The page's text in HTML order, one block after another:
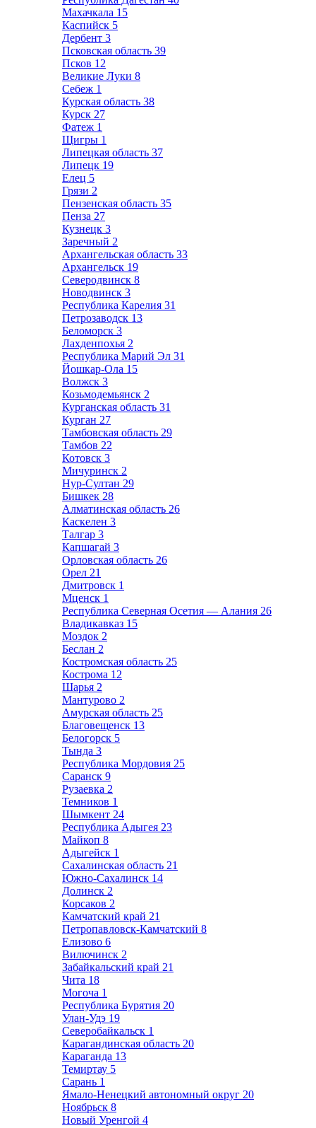
Махачкала 15
Каспийск 5
Дербент 3
Псковская область 39
Псков 12
Великие Луки 8
Себеж 1
Курская область 38
Курск 27
Фатеж 1
Щигры 1
Липецкая область 37
Липецк 19
Елец 5
Грязи 2
Пензенская область 35
Пенза 27
Кузнецк 3
Заречный 2
Архангельская область 33
Архангельск 19
Северодвинск 8
Новодвинск 3
Республика Карелия 31
Петрозаводск 13
Беломорск 3
Лахденпохья 2
Республика Марий Эл 31
Йошкар-Ола 15
Волжск 3
Козьмодемьянск 2
Курганская область 31
Курган 27
Тамбовская область 29
Тамбов 22
Котовск 3
Мичуринск 2
Нур-Султан 29
Бишкек 28
Алматинская область 26
Каскелен 3
Талгар 3
Капшагай 3
Орловская область 26
Орел 21
Дмитровск 1
Мценск 1
Республика Северная Осетия — Алания 26
Владикавказ 15
Моздок 2
Беслан 2
Костромская область 25
Кострома 12
Шарья 2
Мантурово 2
Амурская область 25
Благовещенск 13
Белогорск 5
Тында 3
Республика Мордовия 25
Саранск 9
Рузаевка 2
Темников 1
Шымкент 24
Республика Адыгея 23
Майкоп 8
Адыгейск 1
Сахалинская область 21
Южно-Сахалинск 14
Долинск 2
Корсаков 2
Камчатский край 21
Петропавловск-Камчатский 8
Елизово 6
Вилючинск 2
Забайкальский край 21
Чита 18
Могоча 1
Республика Бурятия 20
Улан-Удэ 19
Северобайкальск 1
Карагандинская область 20
Караганда 13
Темиртау 5
Сарань 1
Ямало-Ненецкий автономный округ 20
Ноябрьск 8
Новый Уренгой 4